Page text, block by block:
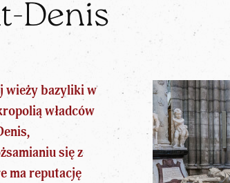
Denis
wieży bazyliki w
władców
się z
ma reputację